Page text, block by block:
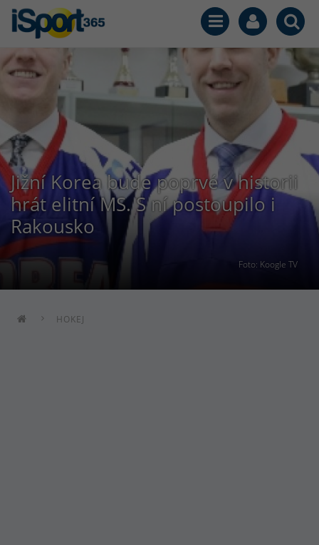
Foto: Koogle TV
Jižní Korea bude poprvé v historii
hrát elitní MS. S ní postoupilo i
Rakousko
HOKEJ